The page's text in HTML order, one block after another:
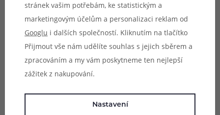
1x cartridge Moti Play Mini Pod
Parametry
stránek vašim potřebám, ke statistickým a
marketingovým účelům a personalizaci reklam od
Googlu i dalších společností. Kliknutím na tlačítko
Přijmout vše nám udělíte souhlas s jejich sběrem a
zpracováním a my vám poskytneme ten nejlepší
zážitek z nakupování.
Nastavení